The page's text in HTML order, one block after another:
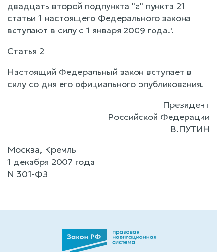
двадцать второй подпункта "а" пункта 21
статьи 1 настоящего Федерального закона
вступают в силу с 1 января 2009 года.".
Статья 2
Настоящий Федеральный закон вступает в
силу со дня его официального опубликования.
Президент
Российской Федерации
В.ПУТИН
Москва, Кремль
1 декабря 2007 года
N 301-ФЗ